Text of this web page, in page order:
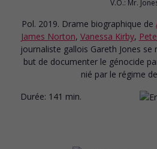
V.O.: Mr.
Pol. 2019. Drame biographique de
James Norton, Vanessa Kirby,
journaliste gallois Gareth Jones se
but de documenter le génocide
nié par le régime
Durée: 141 min.